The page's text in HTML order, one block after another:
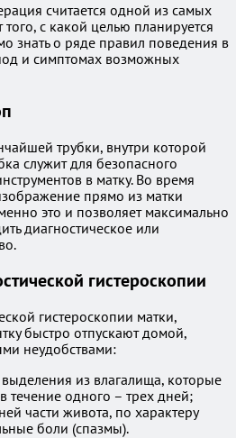
считается одной из самых
с какой целью планируется
знать о ряде правил поведения в
и симптомах возможных
трубки, внутри которой
служит для безопасного
в матку. Во время
прямо из матки
это и позволяет максимально
диагностическое или
гистероскопии
гистероскопии матки,
быстро отпускают домой,
неудобствами:
из влагалища, которые
течение одного – трех дней;
части живота, по характеру
боли (спазмы).